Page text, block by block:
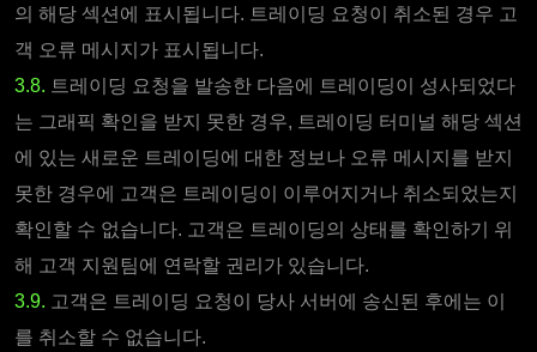
의 해당 섹션에 표시됩니다. 트레이딩 요청이 취소된 경우 고
객 오류 메시지가 표시됩니다.
3.8. 트레이딩 요청을 발송한 다음에 트레이딩이 성사되었다
는 그래픽 확인을 받지 못한 경우, 트레이딩 터미널 해당 섹션
에 있는 새로운 트레이딩에 대한 정보나 오류 메시지를 받지
못한 경우에 고객은 트레이딩이 이루어지거나 취소되었는지
확인할 수 없습니다. 고객은 트레이딩의 상태를 확인하기 위
해 고객 지원팀에 연락할 권리가 있습니다.
3.9. 고객은 트레이딩 요청이 당사 서버에 송신된 후에는 이
를 취소할 수 없습니다.